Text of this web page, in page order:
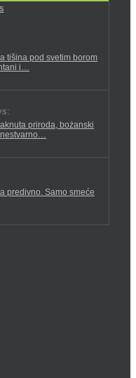
tišina pod svetim borom
i…
priroda, bożanski
nestvarno…
predivno. Samo smeće